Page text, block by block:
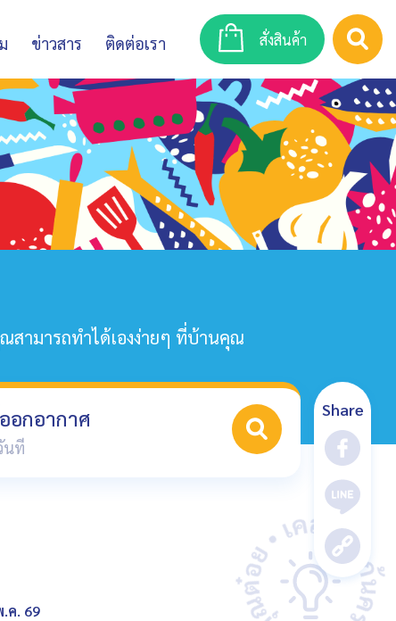
ข่าวสาร ติดต่อเรา สั่งสินค้า
สามารถทำได้เองง่ายๆ ที่บ้านคุณ
Share
อกอากาศ
ค. 69